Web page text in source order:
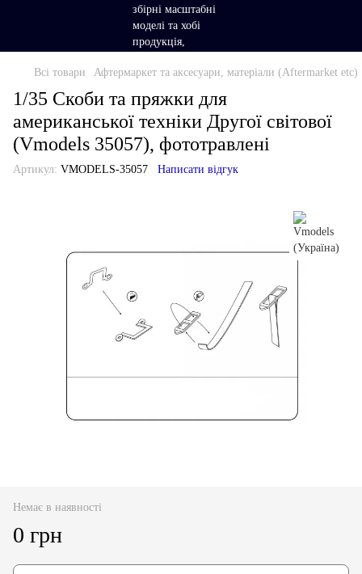
Всі товари Афтермаркет та аксесуари, матеріали (Aftermarket etc)
1/35 Скоби та пряжки для
американської техніки Другої світової
(Vmodels 35057), фототравлені
Артикул: VMODELS-35057 Написати відгук
Немає в наявності
0 грн